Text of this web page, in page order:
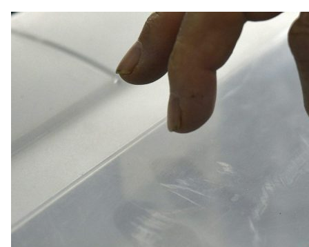
Sostenibilidad
Tendencias Deportes
Entretención y Cultura Opinión
Dato en Pauta
Contenido Patrocinado